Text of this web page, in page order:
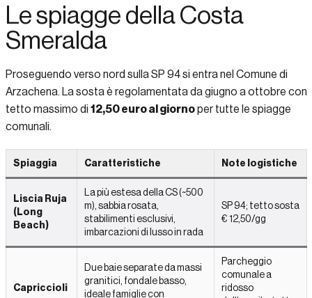
Le spiagge della Costa
Smeralda
Proseguendo verso nord sulla SP 94 si entra nel Comune di
Arzachena. La sosta è regolamentata da giugno a ottobre con
tetto massimo di 12,50 euro al giornoper tutte le spiagge
comunali.
Spiaggia Caratteristiche Note logistiche
Liscia Ruja
(Long
Beach)
La più estesa della CS (~500
m), sabbia rosata,
stabilimenti esclusivi,
imbarcazioni di lusso in rada
SP 94; tetto sosta
€ 12,50/gg
Capriccioli
Due baie separate da massi
granitici, fondale basso,
ideale famiglie con
Parcheggio
comunale a
ridosso